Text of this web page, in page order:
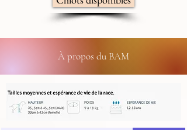
À propos du BAM